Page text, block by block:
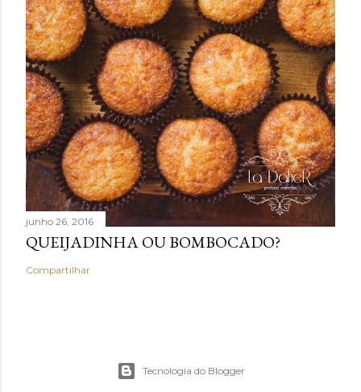
junho 26, 2016
QUEIJADINHA OU BOMBOCADO?
Compartilhar
Tecnologia do Blogger